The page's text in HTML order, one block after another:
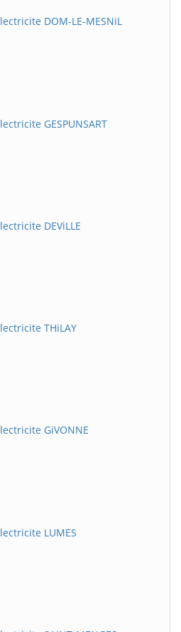
DOM-LE-MESNiL
GESPUNSART
DEViLLE
THiLAY
GiVONNE
LUMES